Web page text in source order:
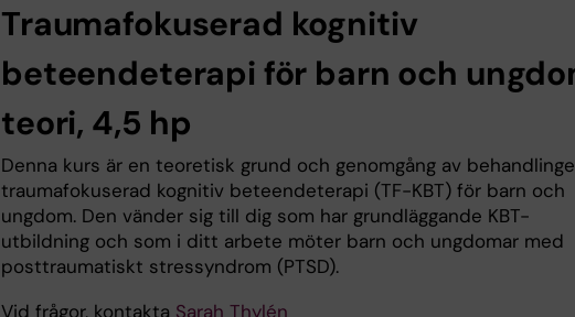
Traumafokuserad kognitiv
beteendeterapi för barn och
teori, 4,5 hp
Denna kurs är en teoretisk grund och genomgång av
traumafokuserad kognitiv beteendeterapi (TF-KBT) för barn och
ungdom. Den vänder sig till dig som har grundläggande KBT-
utbildning och som i ditt arbete möter barn och ungdomar med
posttraumatiskt stressyndrom (PTSD).
Vid frågor, kontakta Sarah Thylén